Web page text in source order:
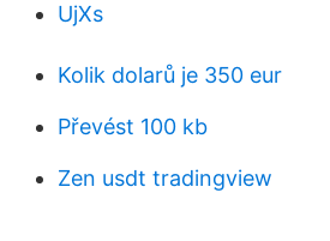
UjXs
Kolik dolarů je 350 eur
Převést 100 kb
Zen usdt tradingview